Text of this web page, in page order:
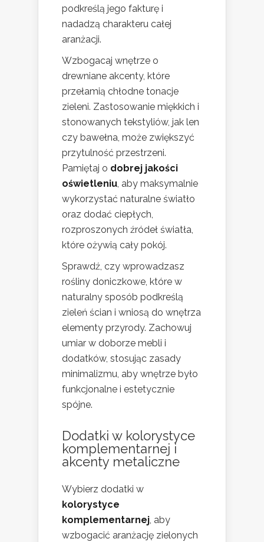
podkreślą jego fakturę i
nadadzą charakteru całej
aranżacji.
Wzbogacaj wnętrze o
drewniane akcenty, które
przełamią chłodne tonacje
zieleni. Zastosowanie miękkich i
stonowanych tekstyliów, jak len
czy bawełna, może zwiększyć
przytulność przestrzeni.
Pamiętaj o dobrej jakości
oświetleniu, aby maksymalnie
wykorzystać naturalne światło
oraz dodać ciepłych,
rozproszonych źródeł światła,
które ożywią cały pokój.
Sprawdź, czy wprowadzasz
rośliny doniczkowe, które w
naturalny sposób podkreślą
zieleń ścian i wniosą do wnętrza
elementy przyrody. Zachowuj
umiar w doborze mebli i
dodatków, stosując zasady
minimalizmu, aby wnętrze było
funkcjonalne i estetycznie
spójne.
Dodatki w kolorystyce
komplementarnej i
akcenty metaliczne
Wybierz dodatki w
kolorystyce
komplementarnej, aby
wzbogacić aranżację zielonych